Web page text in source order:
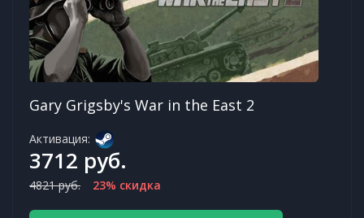
Gary Grigsby's War in the East 2
Активация:
3712 руб.
4821 руб. 23% скидка